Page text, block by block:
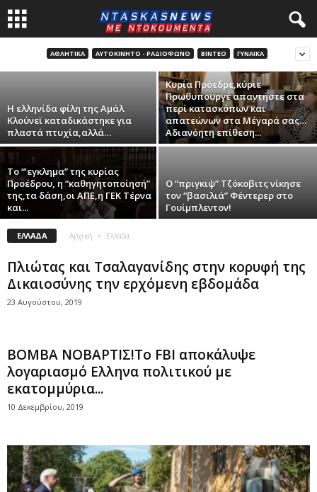
ΑΘΛΗΤΙΚΑ ΑΥΤΟΚΊΝΗΤΟ - ΡΑΔΙΌΦΩΝΟ ΒΊΝΤΕΟ ΓΥΝΑΙΚΑ
αγωνία για τα ανθελληνικά σχέδια της
Γερμανίας!..
17 Ιανουαρίου, 2020
Η ελληνίδα φίλη της Αμάλ
Κλούνεϊ καταδικάστηκε για
πλαστά πτυχία,αλλά…
Κυρία Πρόεδρε,κύριε
Πρωθυπουργέ απαντήστε στα
περί κατασκόπων και
απατεώνων στα Μέγαρά σας…
Αδιανόητη επίθεση...
Το “‘εγκλημα” της κυρίας
Προέδρου, η “καθηγητοποίησή”
της,τα δάση,οι ΑΠΕ,η ΓΕΚ Τέρνα
και...
Ο “πριγκιψ” Τζόκοβιτς νίκησε
τον “βασιλιά” Φέντερερ στο
Γουίμπλεντον!
ΕΛΛΑΔΑ Αρχική Ελλαδα
Πλιώτας και Τσαλαγανίδης στην κορυφή της
Δικαιοσύνης την ερχόμενη εβδομάδα
23 Αυγούστου, 2019
ΒΟΜΒΑ ΝΟΒΑΡΤΙΣ!To FBI αποκάλυψε
λογαριασμό Ελληνα πολιτικού με
εκατομμύρια...
10 Δεκεμβρίου, 2019